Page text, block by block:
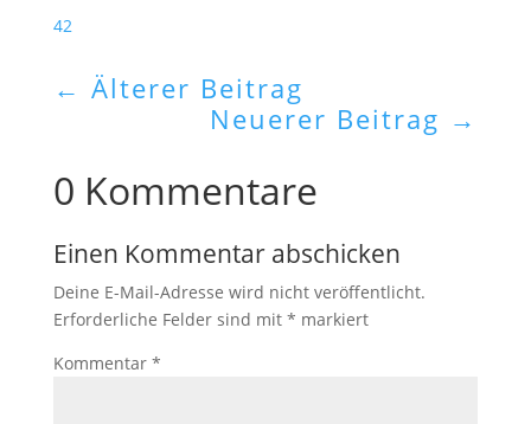
42
← Älterer Beitrag
Neuerer Beitrag →
0 Kommentare
Einen Kommentar abschicken
Deine E-Mail-Adresse wird nicht veröffentlicht.
Erforderliche Felder sind mit * markiert
Kommentar *